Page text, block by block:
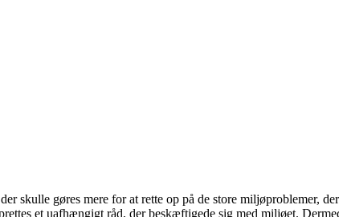
skulle gøres mere for at rette op på de store miljøproblemer,
et uafhængigt råd, der beskæftigede sig med miljøet.